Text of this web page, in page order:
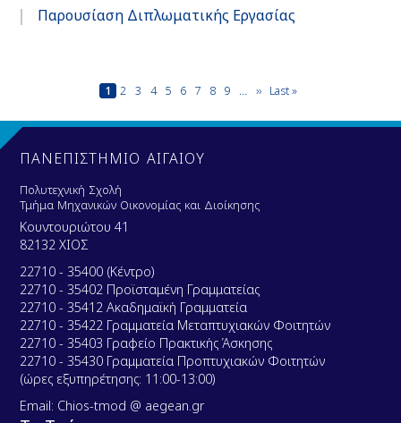
Παρουσίαση Διπλωματικής Εργασίας
Current
page
1 Page
2 Page
3 Page
4 Page
5 Page
6 Page
7 Page
8 Page
9 … Next
›› Last
Last »
ΠΑΝΕΠΙΣΤΗΜΙΟ ΑΙΓΑΙΟΥ
Πολυτεχνική Σχολή
Τμήμα Μηχανικών Οικονομίας και Διοίκησης
Κουντουριώτου 41
82132 ΧΙΟΣ
22710 - 35400 (Κέντρο)
22710 - 35402 Προϊσταμένη Γραμματείας
22710 - 35412 Ακαδημαϊκή Γραμματεία
22710 - 35422 Γραμματεία Μεταπτυχιακών Φοιτητών
22710 - 35403 Γραφείο Πρακτικής Άσκησης
22710 - 35430 Γραμματεία Προπτυχιακών Φοιτητών
(ώρες εξυπηρέτησης: 11:00-13:00)
Email: Chios-tmod @ aegean.gr